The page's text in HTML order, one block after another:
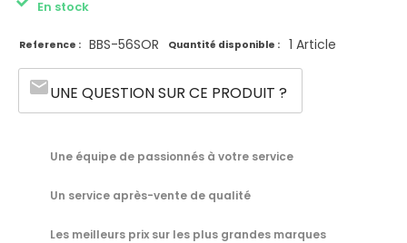
En stock
Reference : BBS-56SOR Quantité disponible : 1 Article
emailUNE QUESTION SUR CE PRODUIT ?
Une équipe de passionnés à votre service
Un service après-vente de qualité
Les meilleurs prix sur les plus grandes marques